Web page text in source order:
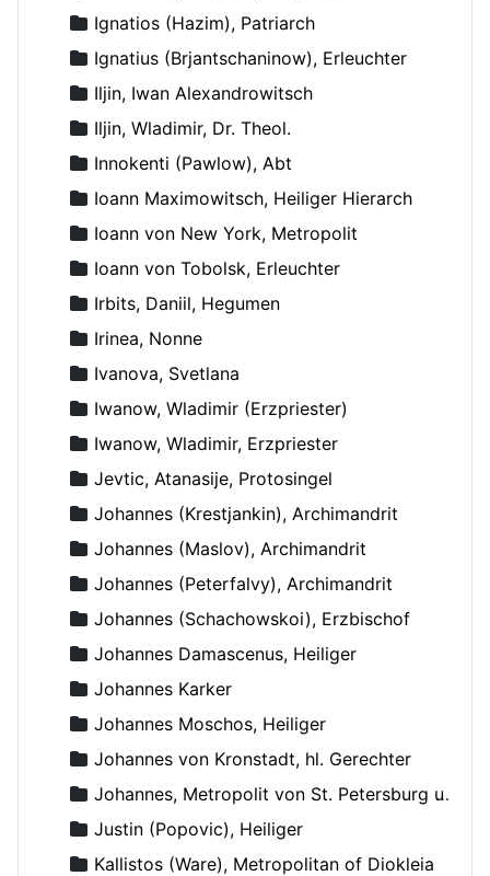
Ignatios (Hazim), Patriarch
Ignatius (Brjantschaninow), Erleuchter
Iljin, Iwan Alexandrowitsch
Iljin, Wladimir, Dr. Theol.
Innokenti (Pawlow), Abt
Ioann Maximowitsch, Heiliger Hierarch
Ioann von New York, Metropolit
Ioann von Tobolsk, Erleuchter
Irbits, Daniil, Hegumen
Irinea, Nonne
Ivanova, Svetlana
Iwanow, Wladimir (Erzpriester)
Iwanow, Wladimir, Erzpriester
Jevtic, Atanasije, Protosingel
Johannes (Krestjankin), Archimandrit
Johannes (Maslov), Archimandrit
Johannes (Peterfalvy), Archimandrit
Johannes (Schachowskoi), Erzbischof
Johannes Damascenus, Heiliger
Johannes Karker
Johannes Moschos, Heiliger
Johannes von Kronstadt, hl. Gerechter
Johannes, Metropolit von St. Petersburg und Ladoga
Justin (Popovic), Heiliger
Kallistos (Ware), Metropolitan of Diokleia